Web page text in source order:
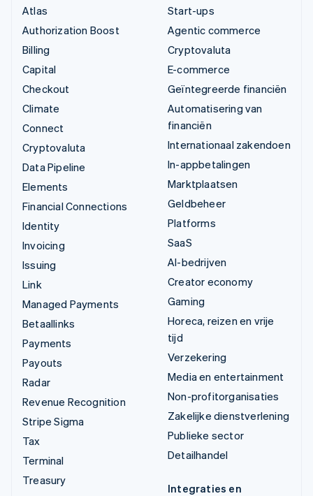
Atlas
Authorization Boost
Billing
Capital
Checkout
Climate
Connect
Cryptovaluta
Data Pipeline
Elements
Financial Connections
Identity
Invoicing
Issuing
Link
Managed Payments
Betaallinks
Payments
Payouts
Radar
Revenue Recognition
Stripe Sigma
Tax
Terminal
Treasury
Start-ups
Agentic commerce
Cryptovaluta
E-commerce
Geïntegreerde financiën
Automatisering van
financiën
Internationaal zakendoen
In-appbetalingen
Marktplaatsen
Geldbeheer
Platforms
SaaS
AI-bedrijven
Creator economy
Gaming
Horeca, reizen en vrije
tijd
Verzekering
Media en entertainment
Non-profitorganisaties
Zakelijke dienstverlening
Publieke sector
Detailhandel
Integraties en